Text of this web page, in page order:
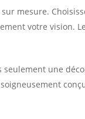
mesure.
votre vision.
une